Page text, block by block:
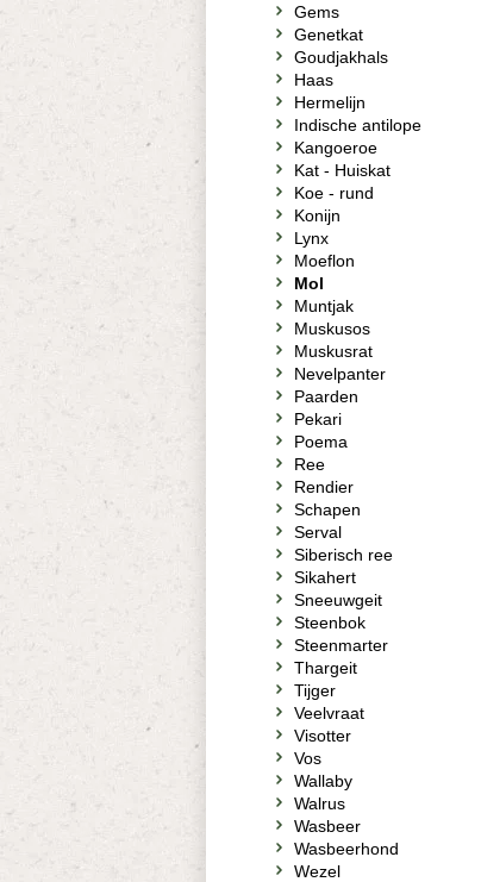
Gems
Genetkat
Goudjakhals
Haas
Hermelijn
Indische antilope
Kangoeroe
Kat - Huiskat
Koe - rund
Konijn
Lynx
Moeflon
Mol
Muntjak
Muskusos
Muskusrat
Nevelpanter
Paarden
Pekari
Poema
Ree
Rendier
Schapen
Serval
Siberisch ree
Sikahert
Sneeuwgeit
Steenbok
Steenmarter
Thargeit
Tijger
Veelvraat
Visotter
Vos
Wallaby
Walrus
Wasbeer
Wasbeerhond
Wezel